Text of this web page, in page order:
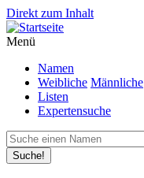
Direkt zum Inhalt
Menü
Namen
Weibliche Männliche
Listen
Expertensuche
Suche!